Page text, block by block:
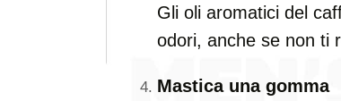
Gli oli aromatici del
odori, anche se non ti
Mastica una gomma